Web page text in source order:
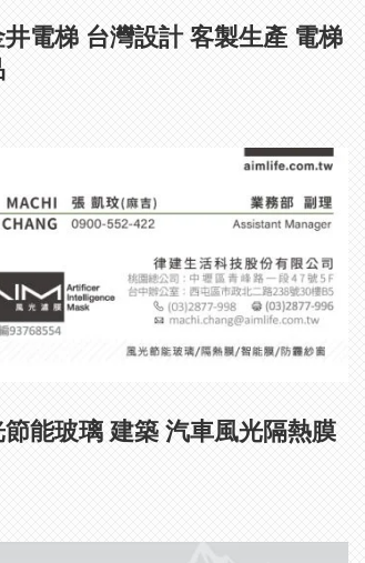
電梯 台灣設計 客製生產 電梯
節能玻璃 建築 汽車風光隔熱膜